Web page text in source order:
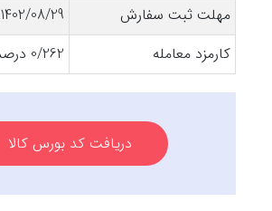
مهلت ثبت سفارش
1402/08/29
کارمزد معامله
0/262 درصد کل معامله
دریافت کد بورس کالا